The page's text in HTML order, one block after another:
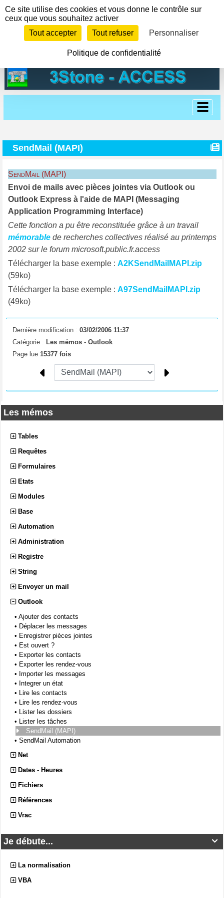
Les mémos
Tables
Requêtes
Formulaires
Etats
Modules
Base
Automation
Administration
Registre
String
Envoyer un mail
Outlook
• Ajouter des contacts
• Déplacer les messages
• Enregistrer pièces jointes
• Est ouvert ?
• Exporter les contacts
• Exporter les rendez-vous
• Importer les messages
• Integrer un état
• Lire les contacts
• Lire les rendez-vous
• Lister les dossiers
• Lister les tâches
SendMail (MAPI)
• SendMail Automation
Net
Dates - Heures
Fichiers
Références
Vrac

Je débute...
La normalisation
VBA
SendMail (MAPI)
SendMail (MAPI)
Envoi de mails avec pièces jointes via Outlook ou
Outlook Express à l'aide de MAPI (Messaging
Application Programming Interface)
Cette fonction a pu être reconstituée grâce à un travail
mémorablede recherches collectives réalisé au printemps
2002 sur le forum microsoft.public.fr.access
Télécharger la base exemple : A2KSendMailMAPI.zip
(59ko)
Télécharger la base exemple : A97SendMailMAPI.zip
(49ko)
Dernière modification : 03/02/2006 11:37
Catégorie : Les mémos - Outlook
Page lue 15377 fois
Panneau de gestion des cookies
Ce site utilise des cookies et vous donne le contrôle sur
ceux que vous souhaitez activer
Tout accepter
Tout refuser Personnaliser
Politique de confidentialité